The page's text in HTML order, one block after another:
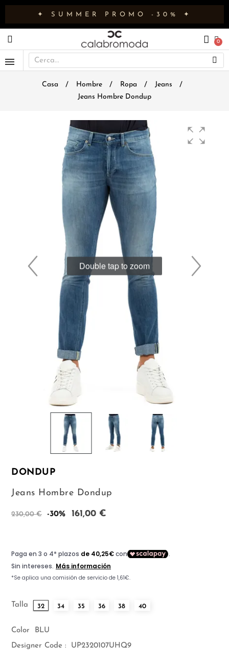
✦ SUMMER PROMO -30% ✦
Casa Hombre Ropa
Jeans
Jeans Hombre Dondup
Double tap to zoom
DONDUP
Jeans Hombre Dondup
230,00 € -30% 161,00 €
Talla 32 34 35 36 38 40
Color
BLU
Designer Code :
UP2320107UHQ9